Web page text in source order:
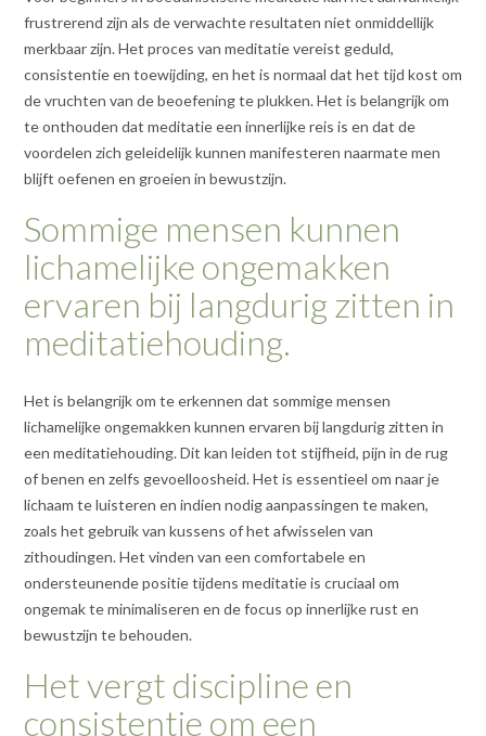
frustrerend zijn als de verwachte resultaten niet onmiddellijk
merkbaar zijn. Het proces van meditatie vereist geduld,
consistentie en toewijding, en het is normaal dat het tijd kost om
de vruchten van de beoefening te plukken. Het is belangrijk om
te onthouden dat meditatie een innerlijke reis is en dat de
voordelen zich geleidelijk kunnen manifesteren naarmate men
blijft oefenen en groeien in bewustzijn.
Sommige mensen kunnen
lichamelijke ongemakken
ervaren bij langdurig zitten in
meditatiehouding.
Het is belangrijk om te erkennen dat sommige mensen
lichamelijke ongemakken kunnen ervaren bij langdurig zitten in
een meditatiehouding. Dit kan leiden tot stijfheid, pijn in de rug
of benen en zelfs gevoelloosheid. Het is essentieel om naar je
lichaam te luisteren en indien nodig aanpassingen te maken,
zoals het gebruik van kussens of het afwisselen van
zithoudingen. Het vinden van een comfortabele en
ondersteunende positie tijdens meditatie is cruciaal om
ongemak te minimaliseren en de focus op innerlijke rust en
bewustzijn te behouden.
Het vergt discipline en
consistentie om een